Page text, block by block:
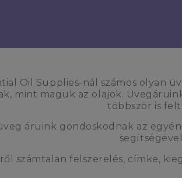
Oil Supplies-nál számos olyan
mint maguk az olajok.
többször is
áruink gondoskodnak az
számtalan felszerelés, címke,